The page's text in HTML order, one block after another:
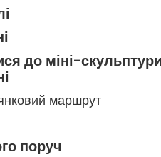
до міні-
маршрут
поруч